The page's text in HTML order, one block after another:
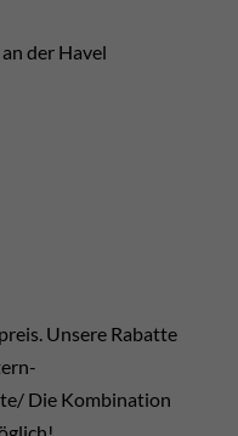
der Havel
Unsere Rabatte
Die Kombination